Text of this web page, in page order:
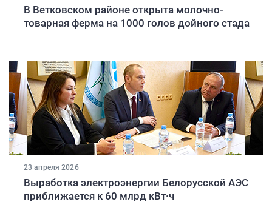
В Ветковском районе открыта молочно-
товарная ферма на 1000 голов дойного стада
23 апреля 2026
Выработка электроэнергии Белорусской АЭС
приближается к 60 млрд кВт·ч